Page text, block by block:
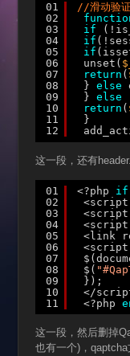
01
02
03
04
05
06
07
08
09
10
11
12
//滑动验
if
if
if
unset(
return (
} else
} else
return (
}
这一段，还有
01
02
03
04
05
06
07
08
09
10
11
<?php if
<script
<script
<script
<link
<script
$(
});
</
<?php
这一段，然后删掉
也有一个)，